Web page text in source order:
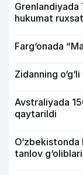
hukumat
Farg‘onada
Zidanning
Avstraliyada
qaytarildi
tanlov